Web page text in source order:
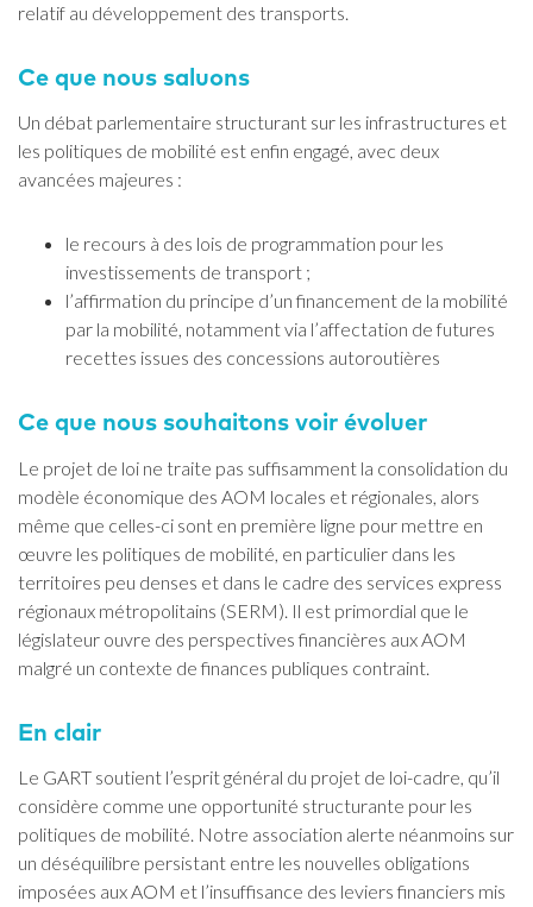
relatif au développement des transports.
Ce que nous saluons
Un débat parlementaire structurant sur les infrastructures et
les politiques de mobilité est enfin engagé, avec deux
avancées majeures :
le recours à des lois de programmation pour les
investissements de transport ;
l’affirmation du principe d’un financement de la mobilité
par la mobilité, notamment via l’affectation de futures
recettes issues des concessions autoroutières
Ce que nous souhaitons voir évoluer
Le projet de loi ne traite pas suffisamment la consolidation du
modèle économique des AOM locales et régionales, alors
même que celles-ci sont en première ligne pour mettre en
œuvre les politiques de mobilité, en particulier dans les
territoires peu denses et dans le cadre des services express
régionaux métropolitains (SERM). Il est primordial que le
législateur ouvre des perspectives financières aux AOM
malgré un contexte de finances publiques contraint.
En clair
Le GART soutient l’esprit général du projet de loi-cadre, qu’il
considère comme une opportunité structurante pour les
politiques de mobilité. Notre association alerte néanmoins sur
un déséquilibre persistant entre les nouvelles obligations
imposées aux AOM et l’insuffisance des leviers financiers mis